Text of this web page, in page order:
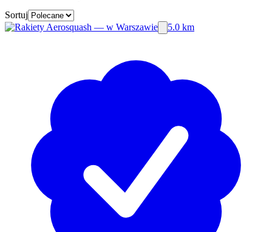
Sortuj
5.0 km